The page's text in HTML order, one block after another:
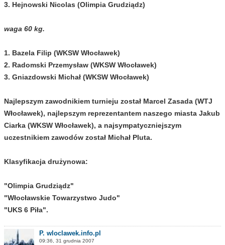
3. Hejnowski Nicolas (Olimpia Grudziądz)
waga 60 kg.
1. Bazela Filip (WKSW Włocławek)
2. Radomski Przemysław (WKSW Włocławek)
3. Gniazdowski Michał (WKSW Włocławek)
Najlepszym zawodnikiem turnieju został Marcel Zasada (WTJ
Włocławek), najlepszym reprezentantem naszego miasta Jakub
Ciarka (WKSW Włocławek), a najsympatyczniejszym
uczestnikiem zawodów został Michał Pluta.
Klasyfikacja drużynowa:
"Olimpia Grudziądz"
"Włocławskie Towarzystwo Judo"
"UKS 6 Piła".
P. wloclawek.info.pl
09:36, 31 grudnia 2007